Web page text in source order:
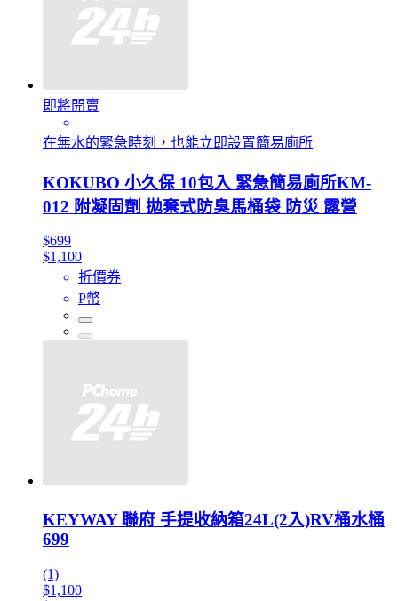
即將開賣
在無水的緊急時刻，也能立即設置簡易廁所
KOKUBO 小久保 10包入 緊急簡易廁所KM-
012 附凝固劑 拋棄式防臭馬桶袋 防災 露營
$699
$1,100
折價券
P幣
KEYWAY 聯府 手提收納箱24L(2入)RV桶水桶
699
(1)
$1,100